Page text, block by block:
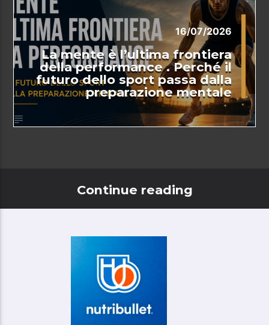
16/07/2026
La mente è l’ultima frontiera
della performance . Perché il
futuro dello sport passa dalla
preparazione mentale
Continue reading